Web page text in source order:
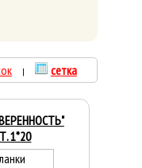
| сетка
1*20